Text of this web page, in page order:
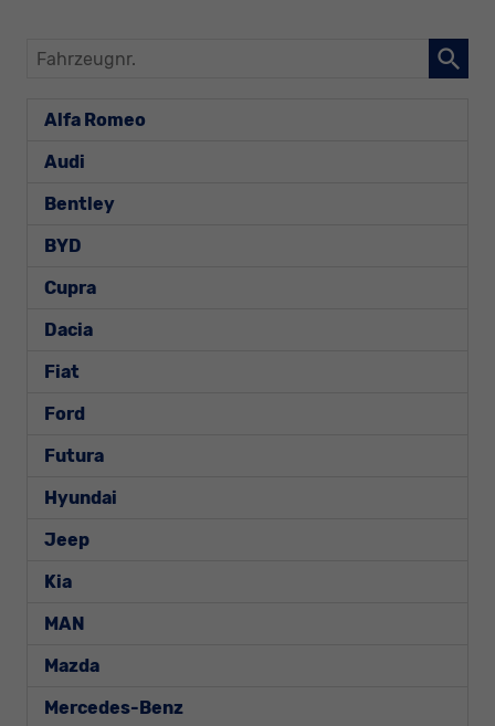
Fahrzeugnr.
Alfa Romeo
Audi
Bentley
BYD
Cupra
Dacia
Fiat
Ford
Futura
Hyundai
Jeep
Kia
MAN
Mazda
Mercedes-Benz